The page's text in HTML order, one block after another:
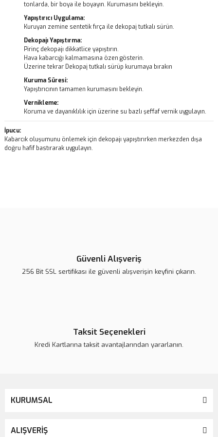
tonlarda, bir boya ile boyayın. Kurumasını bekleyin.
Yapıştırıcı Uygulama:
Kuruyan zemine sentetik fırça ile dekopaj tutkalı sürün.
Dekopajı Yapıştırma:
Pirinç dekopajı dikkatlice yapıştırın.
Hava kabarcığı kalmamasına özen gösterin.
Üzerine tekrar Dekopaj tutkalı sürüp kurumaya bırakın
Kuruma Süresi:
Yapıştırıcının tamamen kurumasını bekleyin.
Vernikleme:
Koruma ve dayanıklılık için üzerine su bazlı şeffaf vernik uygulayın.
İpucu:
Kabarcık oluşumunu önlemek için dekopajı yapıştırırken merkezden dışa
doğru hafif bastırarak uygulayın.
Güvenli Alışveriş
256 Bit SSL sertifikası ile güvenli alışverişin keyfini çıkarın.
Taksit Seçenekleri
Kredi Kartlarına taksit avantajlarından yararlanın.
KURUMSAL
ALIŞVERİŞ